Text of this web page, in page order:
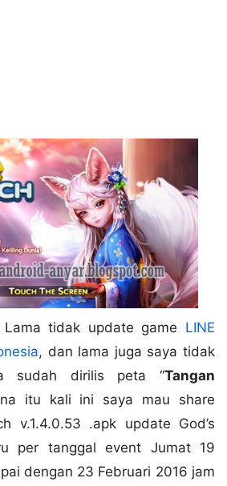
tidak update game LINE
, dan lama juga saya tidak
sudah dirilis peta “Tangan
itu kali ini saya mau share
v.1.4.0.53 .apk update God’s
per tanggal event Jumat 19
dengan 23 Februari 2016 jam